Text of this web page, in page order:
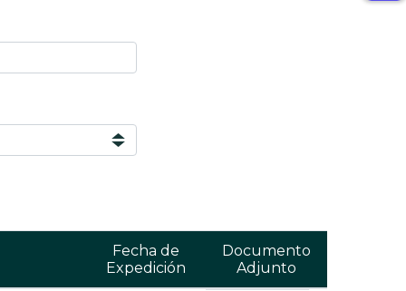
Fecha de
Expedición
Documento
Adjunto